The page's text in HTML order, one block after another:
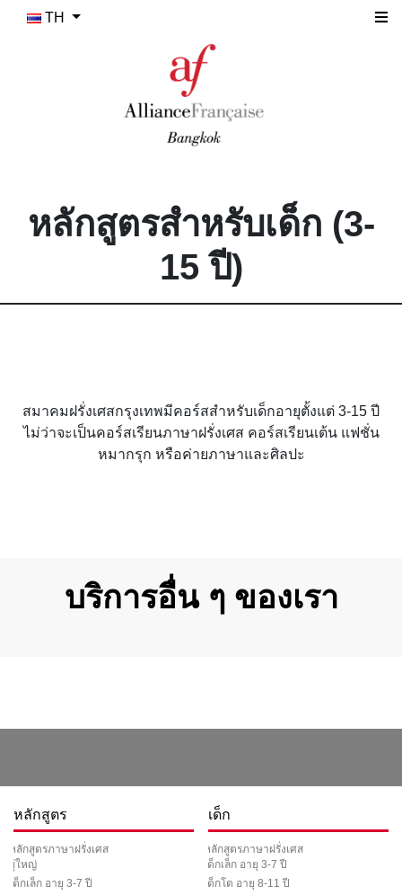
TH
หลักสูตรสำหรับเด็ก (3-
15 ปี)
สมาคมฝรั่งเศสกรุงเทพมีคอร์สสำหรับเด็กอายุตั้งแต่ 3-15 ปี
ไม่ว่าจะเป็นคอร์สเรียนภาษาฝรั่งเศส คอร์สเรียนเต้น แฟชั่น
หมากรุก หรือค่ายภาษาและศิลปะ
บริการอื่น ๆ ของเรา
หลักสูตร
หลักสูตรภาษาฝรั่งเศส
ผู้ใหญ่
เด็กเล็ก อายุ 3-7 ปี
เด็ก
หลักสูตรภาษาฝรั่งเศส
เด็กเล็ก อายุ 3-7 ปี
เด็กโต อายุ 8-11 ปี